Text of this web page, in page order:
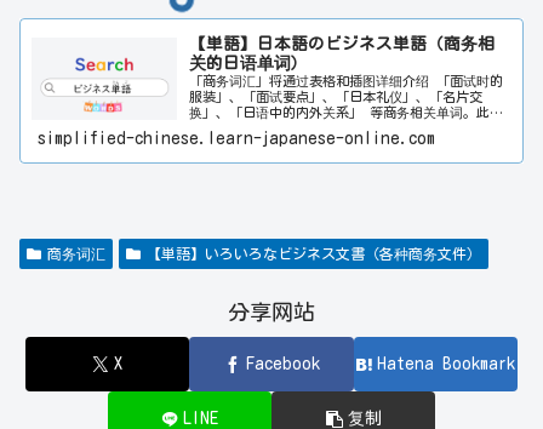
【単語】日本語のビジネス単語（商务相
关的日语单词）
「商务词汇」将通过表格和插图详细介绍 「面试时的
服装」、「面试要点」、「日本礼仪」、「名片交
换」、「日语中的内外关系」 等商务相关单词。此
外，还按五十音图整理了日本人在办公室常用的 「商
务术语」，并将日语商务邮件的写法按 「公司内部」
和「公司外部」 分类，针对不同邮件主题制作了日语
中文输入。希望本网站能对日语学习者提升日语能力有
所帮助。
simplified-chinese.learn-japanese-online.com
商务词汇 【単語】いろいろなビジネス文書（各种商务文件）
分享网站
X Facebook Hatena Bookmark
LINE 复制